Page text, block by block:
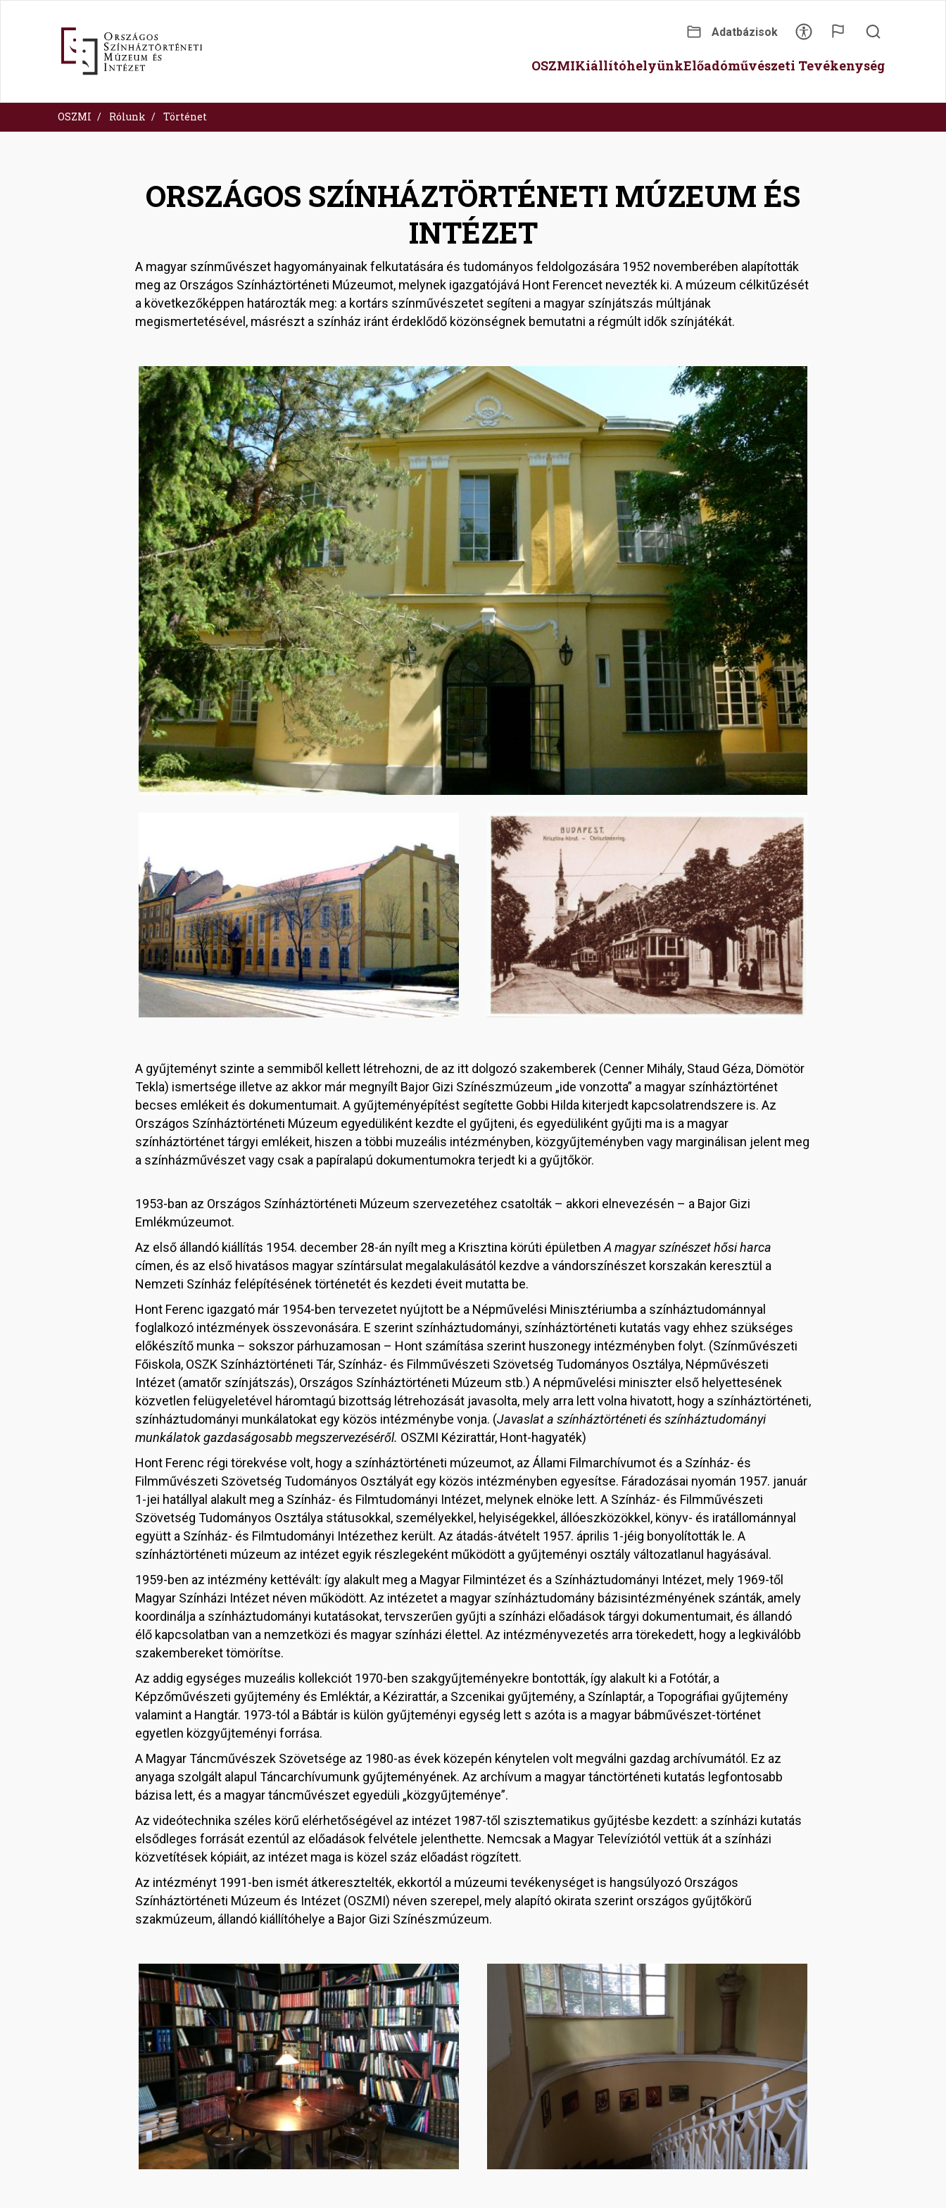
menu
Adatbázisok
Main
OSZMIKiállítóhelyünkElőadóművészeti Tevékenység
OSZMI Rólunk Történet
ORSZÁGOS SZÍNHÁZTÖRTÉNETI MÚZEUM ÉS
INTÉZET
A magyar színművészet hagyományainak felkutatására és tudományos feldolgozására 1952 novemberében alapították
meg az Országos Színháztörténeti Múzeumot, melynek igazgatójává Hont Ferencet nevezték ki. A múzeum célkitűzését
a következőképpen határozták meg: a kortárs színművészetet segíteni a magyar színjátszás múltjának
megismertetésével, másrészt a színház iránt érdeklődő közönségnek bemutatni a régmúlt idők színjátékát.
A gyűjteményt szinte a semmiből kellett létrehozni, de az itt dolgozó szakemberek (Cenner Mihály, Staud Géza, Dömötör
Tekla) ismertsége illetve az akkor már megnyílt Bajor Gizi Színészmúzeum „ide vonzotta” a magyar színháztörténet
becses emlékeit és dokumentumait. A gyűjteményépítést segítette Gobbi Hilda kiterjedt kapcsolatrendszere is. Az
Országos Színháztörténeti Múzeum egyedüliként kezdte el gyűjteni, és egyedüliként gyűjti ma is a magyar
színháztörténet tárgyi emlékeit, hiszen a többi muzeális intézményben, közgyűjteményben vagy marginálisan jelent meg
a színházművészet vagy csak a papíralapú dokumentumokra terjedt ki a gyűjtőkör.
1953-ban az Országos Színháztörténeti Múzeum szervezetéhez csatolták – akkori elnevezésén – a Bajor Gizi
Emlékmúzeumot.
Az első állandó kiállítás 1954. december 28-án nyílt meg a Krisztina körúti épületben A magyar színészet hősi harca
címen, és az első hivatásos magyar színtársulat megalakulásától kezdve a vándorszínészet korszakán keresztül a
Nemzeti Színház felépítésének történetét és kezdeti éveit mutatta be.
Hont Ferenc igazgató már 1954-ben tervezetet nyújtott be a Népművelési Minisztériumba a színháztudománnyal
foglalkozó intézmények összevonására. E szerint színháztudományi, színháztörténeti kutatás vagy ehhez szükséges
előkészítő munka – sokszor párhuzamosan – Hont számítása szerint huszonegy intézményben folyt. (Színművészeti
Főiskola, OSZK Színháztörténeti Tár, Színház- és Filmművészeti Szövetség Tudományos Osztálya, Népművészeti
Intézet (amatőr színjátszás), Országos Színháztörténeti Múzeum stb.) A népművelési miniszter első helyettesének
közvetlen felügyeletével háromtagú bizottság létrehozását javasolta, mely arra lett volna hivatott, hogy a színháztörténeti,
színháztudományi munkálatokat egy közös intézménybe vonja. (Javaslat a színháztörténeti és színháztudományi
munkálatok gazdaságosabb megszervezéséről. OSZMI Kézirattár, Hont-hagyaték)
Hont Ferenc régi törekvése volt, hogy a színháztörténeti múzeumot, az Állami Filmarchívumot és a Színház- és
Filmművészeti Szövetség Tudományos Osztályát egy közös intézményben egyesítse. Fáradozásai nyomán 1957. január
1-jei hatállyal alakult meg a Színház- és Filmtudományi Intézet, melynek elnöke lett. A Színház- és Filmművészeti
Szövetség Tudományos Osztálya státusokkal, személyekkel, helyiségekkel, állóeszközökkel, könyv- és iratállománnyal
együtt a Színház- és Filmtudományi Intézethez került. Az átadás-átvételt 1957. április 1-jéig bonyolították le. A
színháztörténeti múzeum az intézet egyik részlegeként működött a gyűjteményi osztály változatlanul hagyásával.
1959-ben az intézmény kettévált: így alakult meg a Magyar Filmintézet és a Színháztudományi Intézet, mely 1969-től
Magyar Színházi Intézet néven működött. Az intézetet a magyar színháztudomány bázisintézményének szánták, amely
koordinálja a színháztudományi kutatásokat, tervszerűen gyűjti a színházi előadások tárgyi dokumentumait, és állandó
élő kapcsolatban van a nemzetközi és magyar színházi élettel. Az intézményvezetés arra törekedett, hogy a legkiválóbb
szakembereket tömörítse.
Az addig egységes muzeális kollekciót 1970-ben szakgyűjteményekre bontották, így alakult ki a Fotótár, a
Képzőművészeti gyűjtemény és Emléktár, a Kézirattár, a Szcenikai gyűjtemény, a Színlaptár, a Topográfiai gyűjtemény
valamint a Hangtár. 1973-tól a Bábtár is külön gyűjteményi egység lett s azóta is a magyar bábművészet-történet
egyetlen közgyűjteményi forrása.
A Magyar Táncművészek Szövetsége az 1980-as évek közepén kénytelen volt megválni gazdag archívumától. Ez az
anyaga szolgált alapul Táncarchívumunk gyűjteményének. Az archívum a magyar tánctörténeti kutatás legfontosabb
bázisa lett, és a magyar táncművészet egyedüli „közgyűjteménye”.
Az videótechnika széles körű elérhetőségével az intézet 1987-től szisztematikus gyűjtésbe kezdett: a színházi kutatás
elsődleges forrását ezentúl az előadások felvétele jelenthette. Nemcsak a Magyar Televíziótól vettük át a színházi
közvetítések kópiáit, az intézet maga is közel száz előadást rögzített.
Az intézményt 1991-ben ismét átkeresztelték, ekkortól a múzeumi tevékenységet is hangsúlyozó Országos
Színháztörténeti Múzeum és Intézet (OSZMI) néven szerepel, mely alapító okirata szerint országos gyűjtőkörű
szakmúzeum, állandó kiállítóhelye a Bajor Gizi Színészmúzeum.